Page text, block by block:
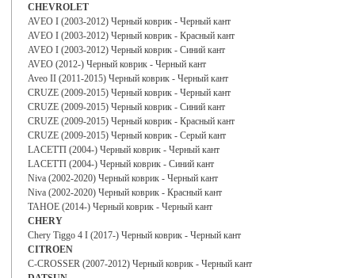
CHEVROLET
AVEO I (2003-2012) Черный коврик - Черный кант
AVEO I (2003-2012) Черный коврик - Красный кант
AVEO I (2003-2012) Черный коврик - Синий кант
AVEO (2012-) Черный коврик - Черный кант
Aveo II (2011-2015) Черный коврик - Черный кант
CRUZE (2009-2015) Черный коврик - Черный кант
CRUZE (2009-2015) Черный коврик - Синий кант
CRUZE (2009-2015) Черный коврик - Красный кант
CRUZE (2009-2015) Черный коврик - Серый кант
LACETTI (2004-) Черный коврик - Черный кант
LACETTI (2004-) Черный коврик - Синий кант
Niva (2002-2020) Черный коврик - Черный кант
Niva (2002-2020) Черный коврик - Красный кант
TAHOE (2014-) Черный коврик - Черный кант
CHERY
Chery Tiggo 4 I (2017-) Черный коврик - Черный кант
CITROEN
C-CROSSER (2007-2012) Черный коврик - Черный кант